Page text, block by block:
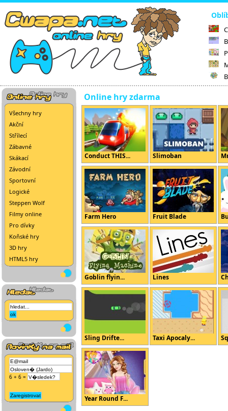
Všechny hry
Akční
Střílecí
Zábavné
Skákací
Závodní
Sportovní
Logické
Steppen Wolf
Filmy online
Pro dívky
Koňské hry
3D hry
HTML5 hry
6 + 6 =
Online hry zdarma
Conduct THIS... Slimoban
Farm Hero Fruit Blade
Goblin flyin... Lines
Sling Drifte... Taxi Apocaly...
Year Round F...